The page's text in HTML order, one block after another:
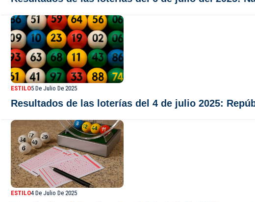
ESTILO5 De Julio De 2025
Resultados de las loterías del 4 de julio 2025:
ESTILO4 De Julio De 2025